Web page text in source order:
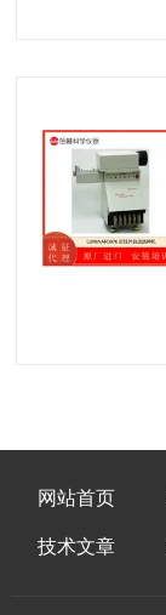
网站首页
技术文章